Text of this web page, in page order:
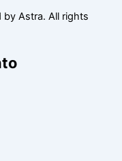
by Astra. All rights